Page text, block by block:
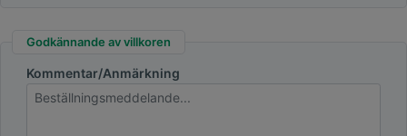
Godkännande av villkoren
Kommentar/Anmärkning